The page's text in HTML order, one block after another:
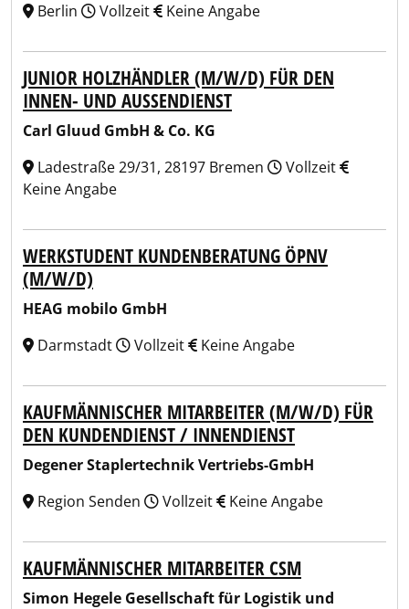
Berlin
Vollzeit Keine Angabe
JUNIOR HOLZHÄNDLER (M/W/D) FÜR DEN
INNEN- UND AUSSENDIENST
Carl Gluud GmbH & Co. KG
Ladestraße 29/31, 28197 Bremen
Vollzeit
Keine Angabe
WERKSTUDENT KUNDENBERATUNG ÖPNV
(M/W/D)
HEAG mobilo GmbH
Darmstadt
Vollzeit Keine Angabe
KAUFMÄNNISCHER MITARBEITER (M/W/D) FÜR
DEN KUNDENDIENST / INNENDIENST
Degener Staplertechnik Vertriebs-GmbH
Region Senden
Vollzeit Keine Angabe
KAUFMÄNNISCHER MITARBEITER CSM
Simon Hegele Gesellschaft für Logistik und